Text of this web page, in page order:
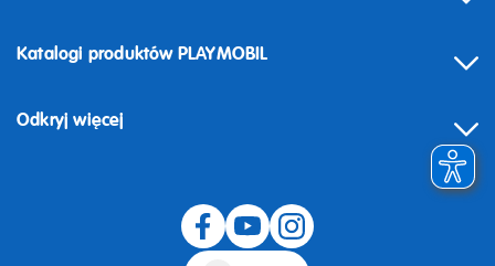
Odstąpienie od umowy
Katalogi produktów PLAYMOBIL
Odkryj więcej